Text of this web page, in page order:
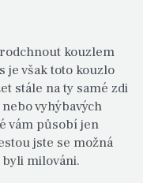
kouzlem
je však toto kouzlo
stále na ty samé zdi
vyhýbavých
vám působí jen
jste se možná
milováni.